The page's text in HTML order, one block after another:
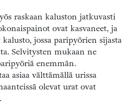
raskaan kaluston jatkuvasti
ovat kasvaneet, ja
jossa paripyörien sijasta
Selvitysten mukaan ne
enemmän.
asiaa välttämällä urissa
olevat urat ovat